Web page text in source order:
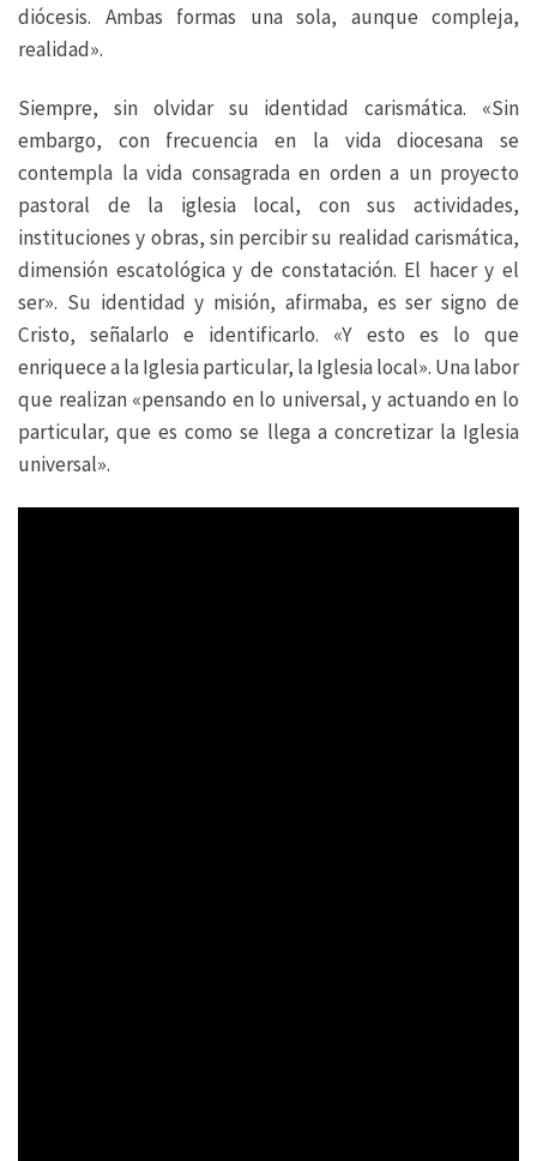
diócesis. Ambas formas una sola, aunque compleja,
realidad».
Siempre, sin olvidar su identidad carismática. «Sin
embargo, con frecuencia en la vida diocesana se
contempla la vida consagrada en orden a un proyecto
pastoral de la iglesia local, con sus actividades,
instituciones y obras, sin percibir su realidad carismática,
dimensión escatológica y de constatación. El hacer y el
ser». Su identidad y misión, afirmaba, es ser signo de
Cristo, señalarlo e identificarlo. «Y esto es lo que
enriquece a la Iglesia particular, la Iglesia local». Una labor
que realizan «pensando en lo universal, y actuando en lo
particular, que es como se llega a concretizar la Iglesia
universal».